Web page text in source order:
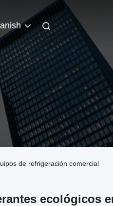
de refrigeración comercial
ecológicos